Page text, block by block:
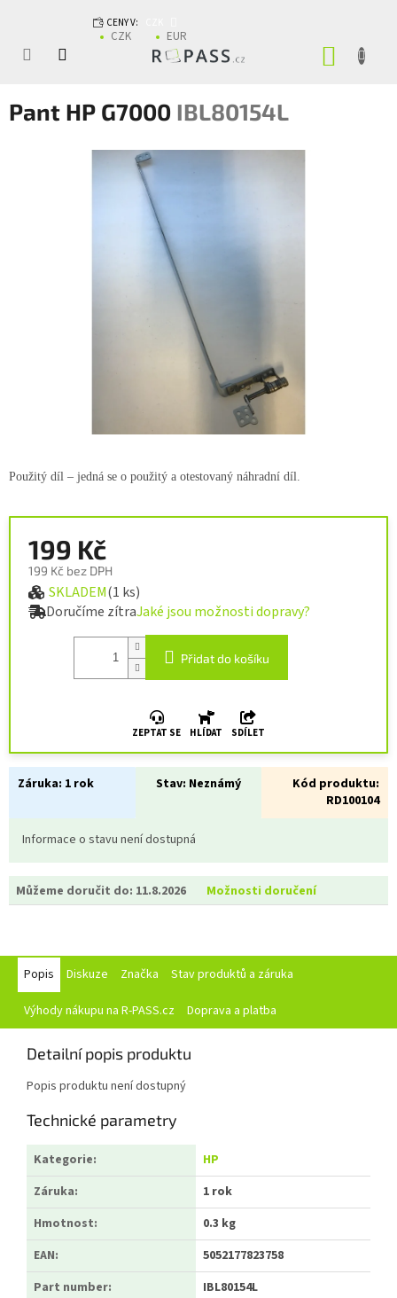
CENY V:
CZK EUR
Pant HP G7000 IBL80154L
199 Kč
199 Kč bez DPH
Měrná cena:
SKLADEM(1 ks)
Doručíme zítraJaké jsou možnosti dopravy?
Přidat do košíku
ZEPTAT SE HLÍDAT SDÍLET
Záruka: 1 rok Stav: Neznámý
Kód produktu:
RD100104
Informace o stavu není dostupná
Můžeme doručit do: 11.8.2026 Možnosti doručení
Použitý díl – jedná se o použitý a otestovaný náhradní díl.
Popis Diskuze Značka Stav produktů a záruka
Výhody nákupu na R-PASS.cz Doprava a platba
Detailní popis produktu
Popis produktu není dostupný
Technické parametry
Kategorie:
HP
Záruka:
1 rok
Hmotnost:
0.3 kg
EAN:
5052177823758
Part number:
IBL80154L